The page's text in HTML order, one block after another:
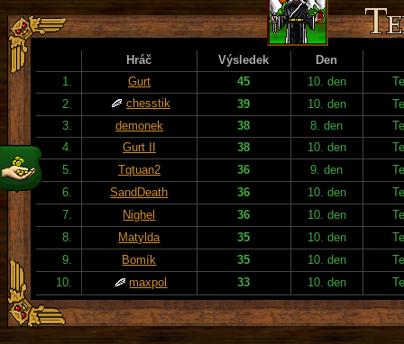
Hráč Výsledek
Den
1.
Gurt 45 10. den
2.
chesstik 39 10. den
3.
demonek 38 8. den
4.
Gurt II 38 10. den
5.
Tqtuan2 36 9. den
6.
SandDeath 36 10. den
7.
Nighel 36 10. den
8.
Matylda 35 10. den
9.
Bomík 35 10. den
10.
maxpol 33 10. den